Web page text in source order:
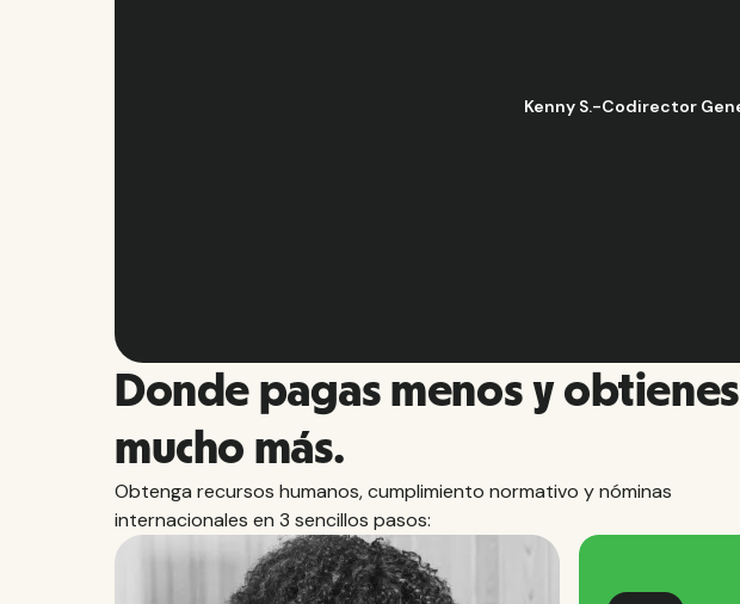
Donde pagas menos y obtienes
mucho más.
Obtenga recursos humanos, cumplimiento normativo y nóminas
internacionales en 3 sencillos pasos: